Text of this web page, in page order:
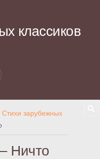
классиков
Стихи зарубежных
Ничто